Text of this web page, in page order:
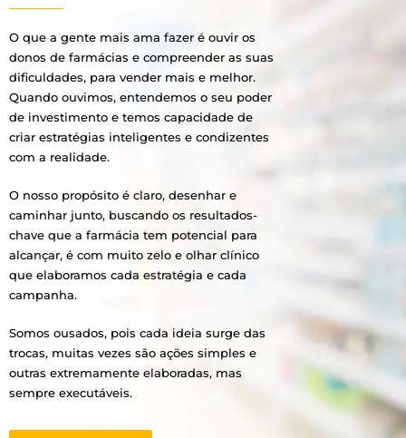
O que a gente mais ama fazer é ouvir os
donos de farmácias e compreender as suas
dificuldades, para vender mais e melhor.
Quando ouvimos, entendemos o seu poder
de investimento e temos capacidade de
criar estratégias inteligentes e condizentes
com a realidade.
O nosso propósito é claro, desenhar e
caminhar junto, buscando os resultados-
chave que a farmácia tem potencial para
alcançar, é com muito zelo e olhar clínico
que elaboramos cada estratégia e cada
campanha.
Somos ousados, pois cada ideia surge das
trocas, muitas vezes são ações simples e
outras extremamente elaboradas, mas
sempre executáveis.